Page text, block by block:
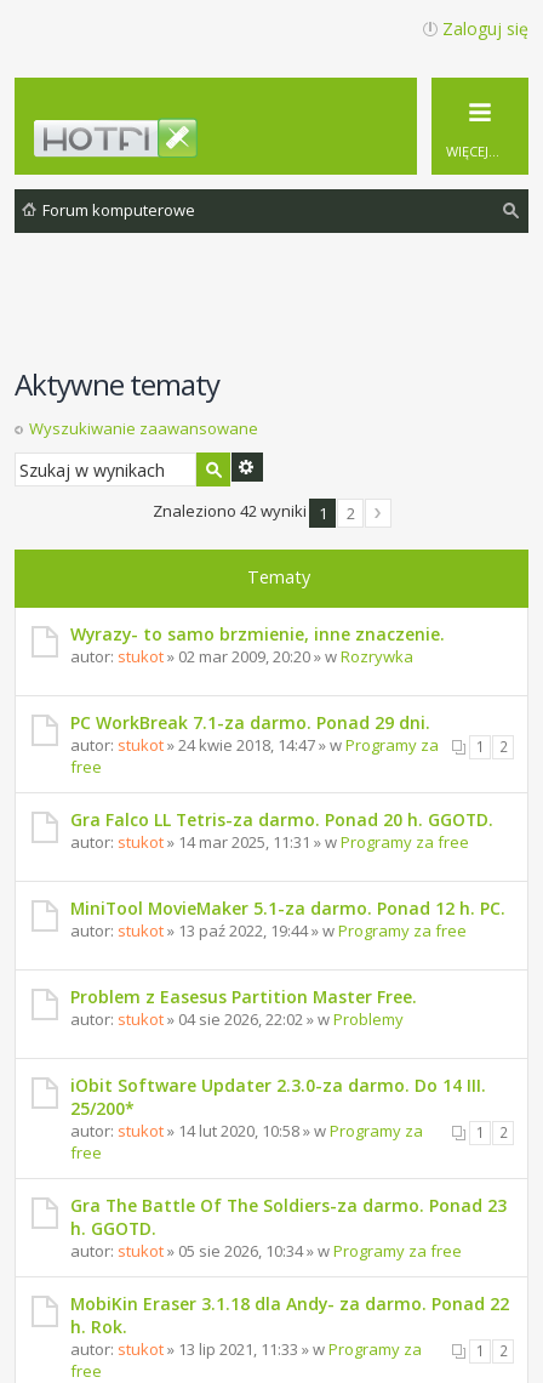
Zaloguj się
WIĘCEJ…
Forum komputerowe
Aktywne tematy
Wyszukiwanie zaawansowane
Znaleziono 42 wyniki 1 2
Tematy
Wyrazy- to samo brzmienie, inne znaczenie.
autor: stukot» 02 mar 2009, 20:20 » wRozrywka
PC WorkBreak 7.1-za darmo. Ponad 29 dni.
1 2
autor: stukot» 24 kwie 2018, 14:47 » wProgramy za
free
Gra Falco LL Tetris-za darmo. Ponad 20 h. GGOTD.
autor: stukot» 14 mar 2025, 11:31 » wProgramy za free
MiniTool MovieMaker 5.1-za darmo. Ponad 12 h. PC.
autor: stukot» 13 paź 2022, 19:44 » wProgramy za free
Problem z Easesus Partition Master Free.
autor: stukot» 04 sie 2026, 22:02 » wProblemy
iObit Software Updater 2.3.0-za darmo. Do 14 III.
25/200*
1 2
autor: stukot» 14 lut 2020, 10:58 » wProgramy za
free
Gra The Battle Of The Soldiers-za darmo. Ponad 23
h. GGOTD.
autor: stukot» 05 sie 2026, 10:34 » wProgramy za free
MobiKin Eraser 3.1.18 dla Andy- za darmo. Ponad 22
h. Rok.
1 2
autor: stukot» 13 lip 2021, 11:33 » wProgramy za
free